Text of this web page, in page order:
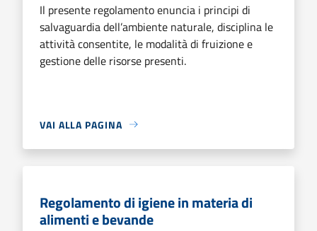
Il presente regolamento enuncia i principi di
salvaguardia dell’ambiente naturale, disciplina le
attività consentite, le modalità di fruizione e
gestione delle risorse presenti.
VAI ALLA PAGINA
Regolamento di igiene in materia di
alimenti e bevande